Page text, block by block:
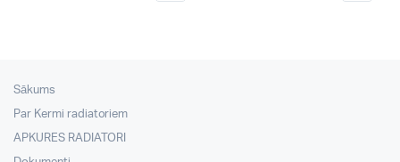
Sākums
Par Kermi radiatoriem
APKURES RADIATORI